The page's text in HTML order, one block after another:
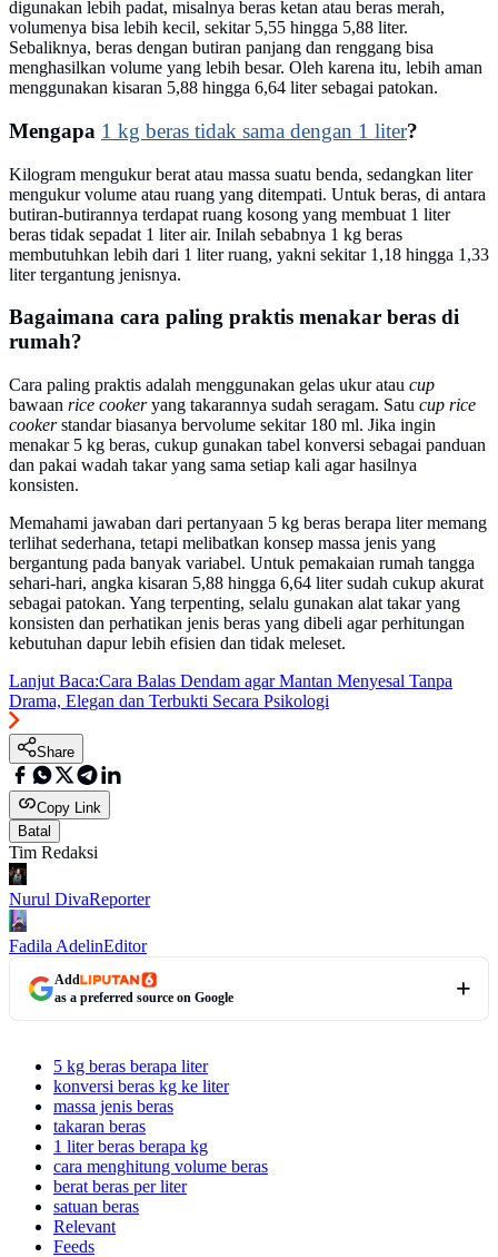
digunakan lebih padat, misalnya beras ketan atau beras merah,
volumenya bisa lebih kecil, sekitar 5,55 hingga 5,88 liter.
Sebaliknya, beras dengan butiran panjang dan renggang bisa
menghasilkan volume yang lebih besar. Oleh karena itu, lebih aman
menggunakan kisaran 5,88 hingga 6,64 liter sebagai patokan.
Mengapa 1 kg beras tidak sama dengan 1 liter?
Kilogram mengukur berat atau massa suatu benda, sedangkan liter
mengukur volume atau ruang yang ditempati. Untuk beras, di antara
butiran-butirannya terdapat ruang kosong yang membuat 1 liter
beras tidak sepadat 1 liter air. Inilah sebabnya 1 kg beras
membutuhkan lebih dari 1 liter ruang, yakni sekitar 1,18 hingga 1,33
liter tergantung jenisnya.
Bagaimana cara paling praktis menakar beras di
rumah?
Cara paling praktis adalah menggunakan gelas ukur atau cup
bawaan rice cookeryang takarannya sudah seragam. Satu cup rice
cookerstandar biasanya bervolume sekitar 180 ml. Jika ingin
menakar 5 kg beras, cukup gunakan tabel konversi sebagai panduan
dan pakai wadah takar yang sama setiap kali agar hasilnya
konsisten.
Memahami jawaban dari pertanyaan 5 kg beras berapa liter memang
terlihat sederhana, tetapi melibatkan konsep massa jenis yang
bergantung pada banyak variabel. Untuk pemakaian rumah tangga
sehari-hari, angka kisaran 5,88 hingga 6,64 liter sudah cukup akurat
sebagai patokan. Yang terpenting, selalu gunakan alat takar yang
konsisten dan perhatikan jenis beras yang dibeli agar perhitungan
kebutuhan dapur lebih efisien dan tidak meleset.
Lanjut Baca:Cara Balas Dendam agar Mantan Menyesal Tanpa
Drama, Elegan dan Terbukti Secara Psikologi
Share
Copy Link
Batal
Tim Redaksi
Nurul DivaReporter
Fadila AdelinEditor
Add
as a preferred source on Google
5 kg beras berapa liter
konversi beras kg ke liter
massa jenis beras
takaran beras
1 liter beras berapa kg
cara menghitung volume beras
berat beras per liter
satuan beras
Relevant
Feeds